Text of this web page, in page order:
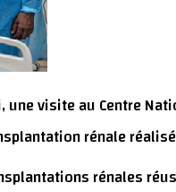
visite au Centre
rénale
rénales